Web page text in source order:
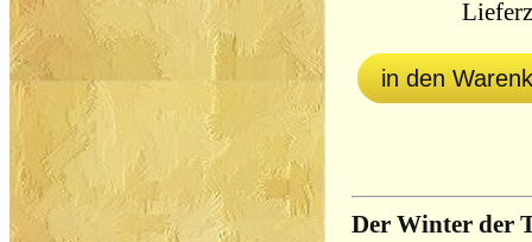
in den
Der Winter der